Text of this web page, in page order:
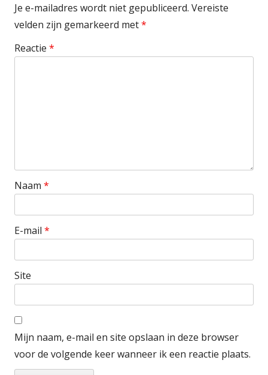
Je e-mailadres wordt niet gepubliceerd. Vereiste
velden zijn gemarkeerd met*
Reactie *
Naam *
E-mail *
Site
Mijn naam, e-mail en site opslaan in deze browser
voor de volgende keer wanneer ik een reactie plaats.